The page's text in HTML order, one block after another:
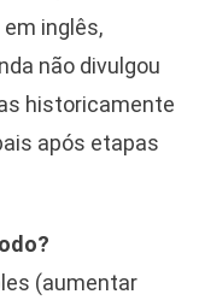
em inglês,
não divulgou
historicamente
após etapas
(aumentar